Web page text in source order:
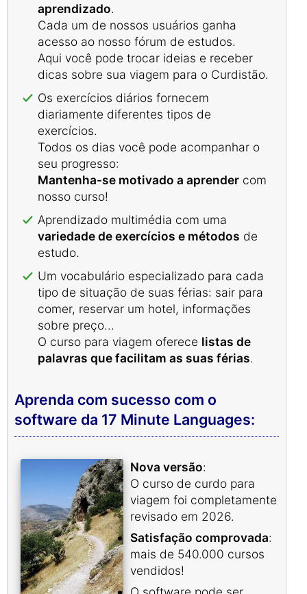
aprendizado.
Cada um de nossos usuários ganha
acesso ao nosso fórum de estudos.
Aqui você pode trocar ideias e receber
dicas sobre sua viagem para o Curdistão.
Os exercícios diários fornecem
diariamente diferentes tipos de
exercícios.
Todos os dias você pode acompanhar o
seu progresso:
Mantenha-se motivado a aprender com
nosso curso!
Aprendizado multimédia com uma
variedade de exercícios e métodos de
estudo.
Um vocabulário especializado para cada
tipo de situação de suas férias: sair para
comer, reservar um hotel, informações
sobre preço...
O curso para viagem oferece listas de
palavras que facilitam as suas férias.
Aprenda com sucesso com o
software da 17 Minute Languages:
Nova versão:
O curso de curdo para
viagem foi completamente
revisado em 2026.
Satisfação comprovada:
mais de 540.000 cursos
vendidos!